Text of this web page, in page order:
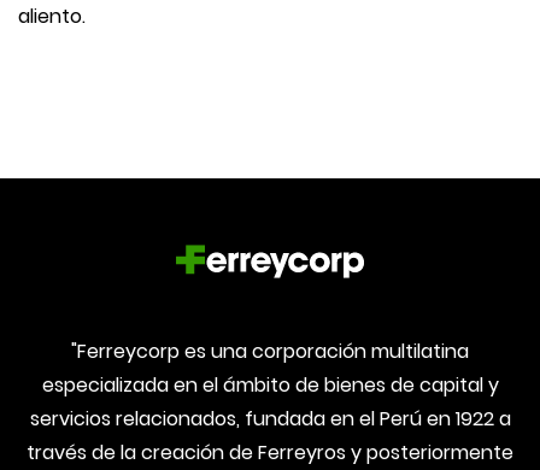
aliento.
"Ferreycorp es una corporación multilatina
especializada en el ámbito de bienes de capital y
servicios relacionados, fundada en el Perú en 1922 a
través de la creación de Ferreyros y posteriormente